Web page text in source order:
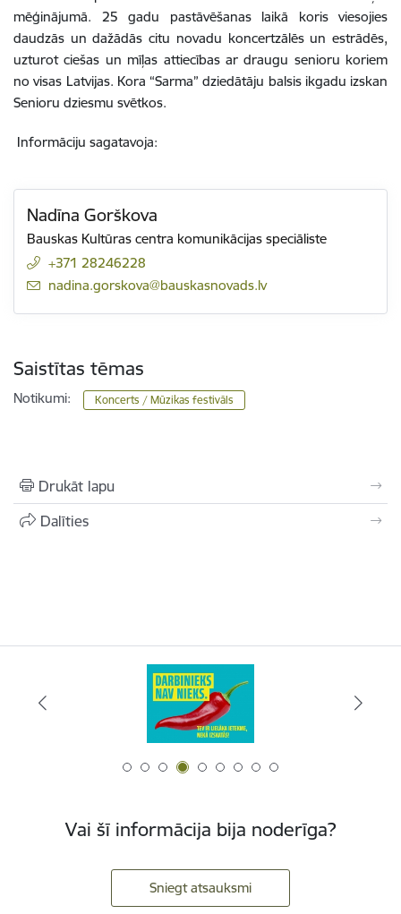
mēģinājumā. 25 gadu pastāvēšanas laikā koris viesojies
daudzās un dažādās citu novadu koncertzālēs un estrādēs,
uzturot ciešas un mīļas attiecības ar draugu senioru koriem
no visas Latvijas. Kora “Sarma” dziedātāju balsis ikgadu izskan
Senioru dziesmu svētkos.
Informāciju sagatavoja:
Nadīna Gorškova
Bauskas Kultūras centra komunikācijas speciāliste
+371 28246228
E-pasts:
nadina.gorskova@bauskasnovads.lv
Saistītas tēmas
Notikumi: Koncerts / Mūzikas festivāls
Drukāt lapu
Dalīties
Vai šī informācija bija noderīga?
Sniegt atsauksmi